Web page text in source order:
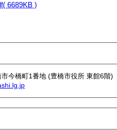
6689KB )
今橋町1番地 (豊橋市役所 東館6階)